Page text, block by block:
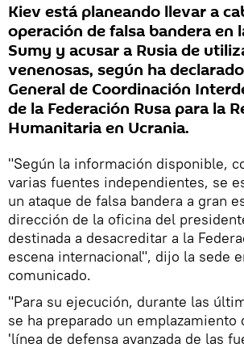
Kiev está planeando llevar a
operación de falsa bandera en
Sumy y acusar a Rusia de
venenosas, según ha
General de Coordinación
de la Federación Rusa para la
Humanitaria en Ucrania.
"Según la información disponible,
varias fuentes independientes, se
un ataque de falsa bandera a gran
dirección de la oficina del
destinada a desacreditar a la
escena internacional", dijo la sede
comunicado.
"Para su ejecución, durante las
se ha preparado un emplazamiento
'línea de defensa avanzada de las